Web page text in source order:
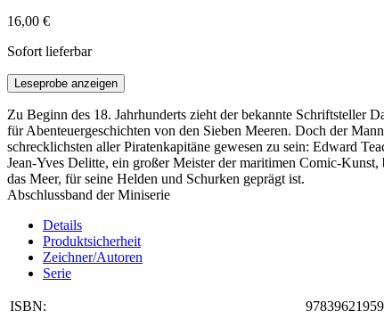
16,00 €
Sofort lieferbar
Leseprobe anzeigen
Zu Beginn des 18. Jahrhunderts zieht der bekannte Schriftsteller
für Abenteuergeschichten von den Sieben Meeren. Doch der
schrecklichsten aller Piratenkapitäne gewesen zu sein: Edward
Jean-Yves Delitte, ein großer Meister der maritimen Comic-
das Meer, für seine Helden und Schurken geprägt ist.
Abschlussband der Miniserie
Details
Produktsicherheit
Zeichner/Autoren
Serie
ISBN: